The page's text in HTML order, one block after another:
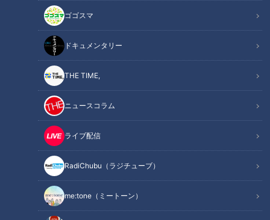
ゴゴスマ
ドキュメンタリー
THE TIME,
ニュースコラム
ライブ配信
RadiChubu（ラジチューブ）
me:tone（ミートーン）
様に、太田光・石井亮次のサイン入り番組オリジナルステッカ
ーがあたります！ここでしか手に入らないオリジナルステッカ
ー！奮ってご応募ください！
◆応募期間
3月20日20:00～3月27日20:00
◆対象番組
太田石井のデララバ 3月20日（水）放送回
◆クイズ
3月20日の放送回で紹介された、名駅のエスカグルメランキン
グで見事1位を獲得したお店の名前は？